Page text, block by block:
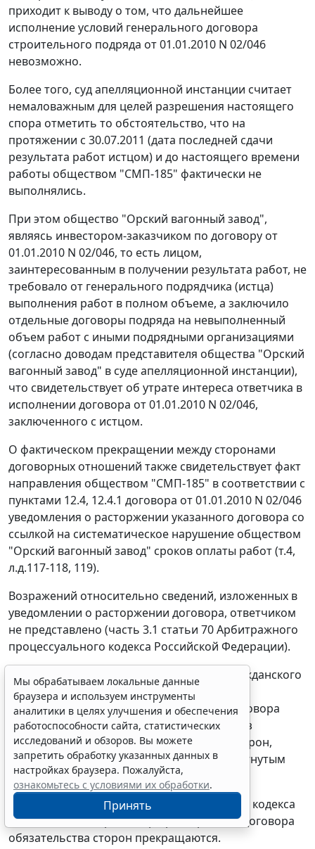
приходит к выводу о том, что дальнейшее
исполнение условий генерального договора
строительного подряда от 01.01.2010 N 02/046
невозможно.
Более того, суд апелляционной инстанции считает
немаловажным для целей разрешения настоящего
спора отметить то обстоятельство, что на
протяжении с 30.07.2011 (дата последней сдачи
результата работ истцом) и до настоящего времени
работы обществом "СМП-185" фактически не
выполнялись.
При этом общество "Орский вагонный завод",
являясь инвестором-заказчиком по договору от
01.01.2010 N 02/046, то есть лицом,
заинтересованным в получении результата работ, не
требовало от генерального подрядчика (истца)
выполнения работ в полном объеме, а заключило
отдельные договоры подряда на невыполненный
объем работ с иными подрядными организациями
(согласно доводам представителя общества "Орский
вагонный завод" в суде апелляционной инстанции),
что свидетельствует об утрате интереса ответчика в
исполнении договора от 01.01.2010 N 02/046,
заключенного с истцом.
О фактическом прекращении между сторонами
договорных отношений также свидетельствует факт
направления обществом "СМП-185" в соответствии с
пунктами 12.4, 12.4.1 договора от 01.01.2010 N 02/046
уведомления о расторжении указанного договора со
ссылкой на систематическое нарушение обществом
"Орский вагонный завод" сроков оплаты работ (т.4,
л.д.117-118, 119).
Возражений относительно сведений, изложенных в
уведомлении о расторжении договора, ответчиком
не представлено (часть 3.1 статьи 70Арбитражного
процессуального кодекса Российской Федерации).
В соответствии с
Гражданского
кодекса Российской Федерации в случае
одностороннего отказа от исполнения договора
полностью или частично, когда такой отказ
допускается законом или соглашением сторон,
договор считается соответственно расторгнутым
или измененным.
пункту 2 статьи 453
Гражданского кодекса
Российской Федерации при расторжении договора
обязательства сторон прекращаются.
Мы обрабатываем локальные данные
браузера и используем инструменты
аналитики в целях улучшения и обеспечения
работоспособности сайта, статистических
исследований и обзоров. Вы можете
запретить обработку указанных данных в
настройках браузера. Пожалуйста,
ознакомьтесь с условиями их обработки.
Принять